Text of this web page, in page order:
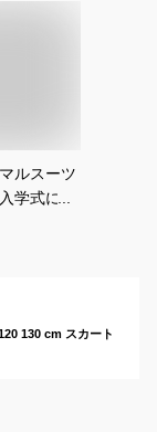
ルスーツ
学式に！
130 cm スカート